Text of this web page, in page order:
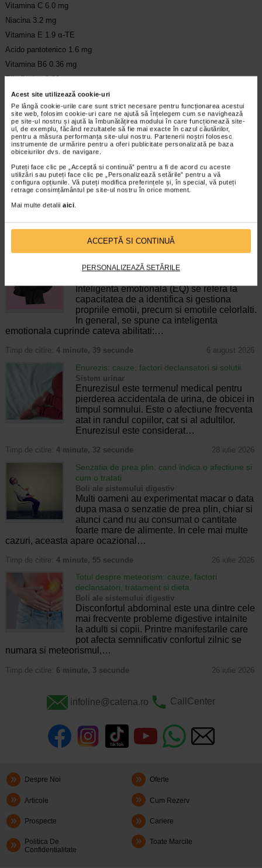
Acest site utilizează cookie-uri
Pe lângă cookie-urile care sunt strict necesare pentru funcționarea acestui
site web, folosim cookie-uri care ne ajută să înțelegem cum se navighează
pe site-ul nostru și ajută la îmbunătățirea modului în care funcționează site-
ul, de exemplu, făcând rezultatele să fie mai exacte în cazul căutărilor,
pentru a măsura performanța site-ului nostru. Partenerii noștri folosesc
instrumente de urmărire pentru a oferi publicitate personalizată pe baza
obiceiurilor dvs. de navigare.
Puteți face clic pe „Acceptă si continuă” pentru a fi de acord cu aceste
utilizări sau puteți face clic pe „Personalizează setările” pentru a vă
configura opțiunile. Vă puteți modifica preferințele și, în special, vă puteți
retrage consimțământul pe site-ul nostru în orice moment.
Mai multe detalii aici.
ACCEPTĂ SI CONTINUĂ
PERSONALIZEAZĂ SETĂRILE
Vitamina C 6.0 mg
Niacina 3.2 mg
Vitamina E 1.9 α-TE
Acido pantotenico 1.6 mg
Vitamina B6 0.36 mg
Riboflavina 0.33 mg
Tiamina 0.29 mg
Vitamina A 115 μg RE
Acid folic 60.2 μg
Vitamina K 25.6 μg
Biotina 8.1 μg
Vitamina D 1.1 μg
Vitamina B12 0.32 μg
CELE MAI RECENTE ARTICOLE
metode prin care va puteti imbunatati EQ-ul
Inteligenta emotionala (EQ) se refera la
capacitatea de a identifica si gestiona
propriile emotii, precum si emotiile celorlalti.
In general, se spune ca inteligenta
emotionala cuprinde cateva abilitati:…
Timp de citire: 4 minute, 39 secunde 6 august 2026
Enurezis: cauze, factori declansatori si solutii
Sistem urinar
Enurezisul este termenul medical pentru
pierderea accidentala de urina, de obicei in
timpul somnului. Este o afectiune frecventa
atat in randul copiilor, cat si al adultilor.
Enurezisul este considerat…
Timp de citire: 4 minute, 32 secunde 28 iulie 2026
Senzatia de prea plin: cand indica o afectiune si
cum o tratati
Boli ale sistemului digestiv
Multi oameni au experimentat macar o data
dupa masa o senzatie de prea plin, chiar si
atunci cand nu au consumat o cantitate
foarte mare de alimente. In cele mai multe
cazuri, aceasta apare ocazional…
Timp de citire: 4 minute, 55 secunde 26 iulie 2026
Totul despre meteorism: cauze, factori
declansatori, tratament si dieta
Boli ale sistemului digestiv
Disconfortul abdominal este una dintre cele
mai frecvente probleme digestive intalnite
la adulti si copii. Printre manifestarile care
pot afecta semnificativ confortul zilnic se
numara si meteorismul,…
Timp de citire: 6 minute, 3 secunde 26 iulie 2026
infoline@catena.ro CallCenter
Despre Noi Oferte
Articole Cum Rezerv
Prospecte Cariere
Politica De
Confidentialitate
Toate Marcile